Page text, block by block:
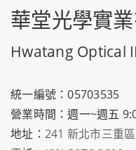
華堂光學實
Hwatang Optical
統一編號：05703535
營業時間：週一~週五
地址： 241 新北市三重